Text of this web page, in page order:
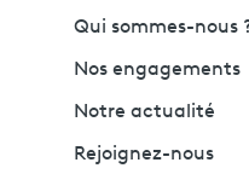
Qui sommes-nous
Nos engagements
Notre actualité
Rejoignez-nous